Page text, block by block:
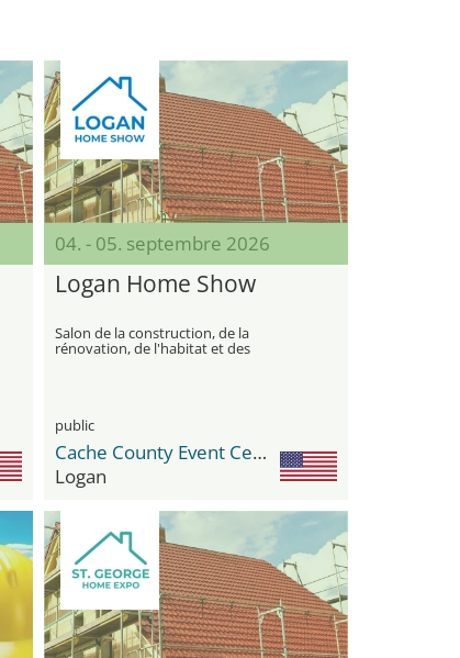
04. - 05. septembre 2026
Logan Home Show
Salon de la construction, de la
rénovation, de l'habitat et des
public
Cache County Event Center
Logan